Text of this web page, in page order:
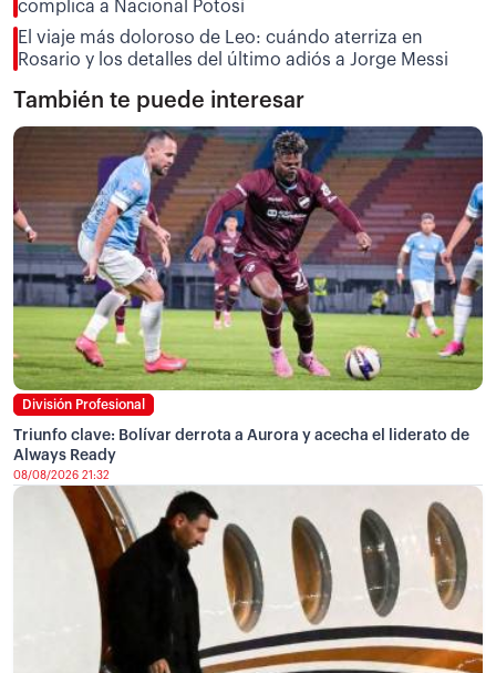
complica a Nacional Potosí
El viaje más doloroso de Leo: cuándo aterriza en
Rosario y los detalles del último adiós a Jorge Messi
También te puede interesar
División Profesional
Triunfo clave: Bolívar derrota a Aurora y acecha el liderato de
Always Ready
08/08/2026 21:32